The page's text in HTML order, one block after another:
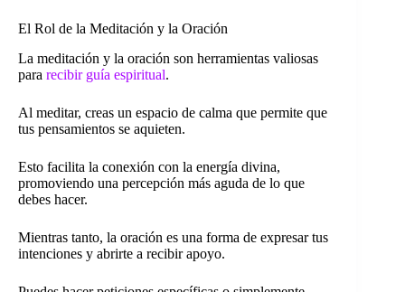
El Rol de la Meditación y la Oración
La meditación y la oración son herramientas valiosas
para recibir guía espiritual.
Al meditar, creas un espacio de calma que permite que
tus pensamientos se aquieten.
Esto facilita la conexión con la energía divina,
promoviendo una percepción más aguda de lo que
debes hacer.
Mientras tanto, la oración es una forma de expresar tus
intenciones y abrirte a recibir apoyo.